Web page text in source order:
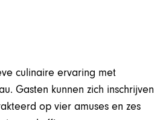
culinaire ervaring met
Gasten kunnen zich inschrijven
op vier amuses en zes